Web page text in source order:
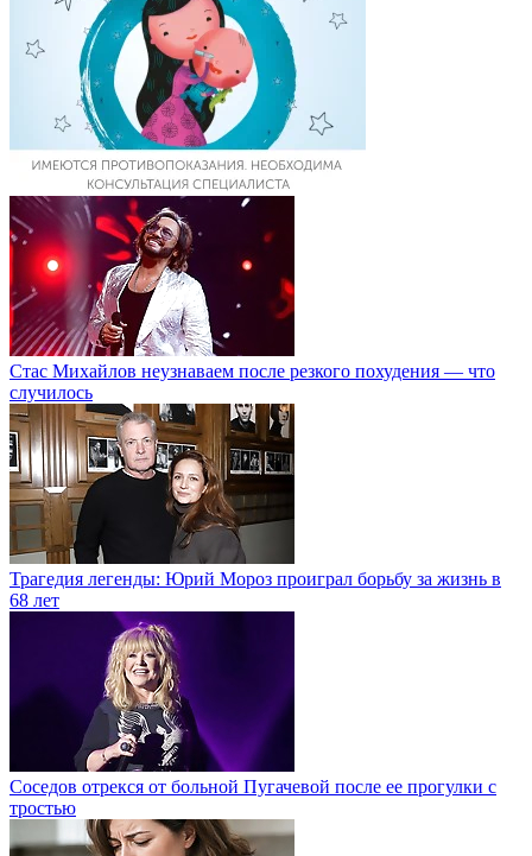
Стас Михайлов неузнаваем после резкого похудения — что
случилось
Трагедия легенды: Юрий Мороз проиграл борьбу за жизнь в
68 лет
Соседов отрекся от больной Пугачевой после ее прогулки с
тростью